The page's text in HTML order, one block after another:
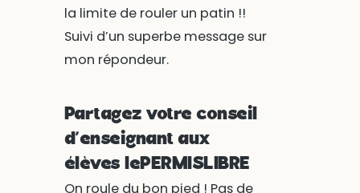
la limite de rouler un patin !!
Suivi d’un superbe message sur
mon répondeur.
Partagez votre conseil
d’enseignant aux
élèves lePERMISLIBRE
On roule du bon pied ! Pas de